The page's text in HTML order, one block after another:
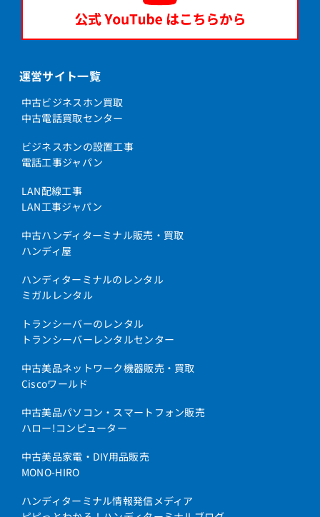
運営サイト一覧
中古ビジネスホン買取
中古電話買取センター
ビジネスホンの設置工事
電話工事ジャパン
LAN配線工事
LAN工事ジャパン
中古ハンディターミナル販売・買取
ハンディ屋
ハンディターミナルのレンタル
ミガルレンタル
トランシーバーのレンタル
トランシーバーレンタルセンター
中古美品ネットワーク機器販売・買取
Ciscoワールド
中古美品パソコン・スマートフォン販売
ハロー!コンピューター
中古美品家電・DIY用品販売
MONO-HIRO
ハンディターミナル情報発信メディア